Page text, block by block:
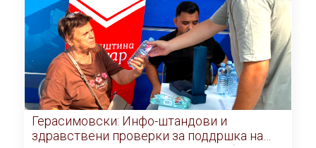
Герасимовски: Инфо-штандови и
здравствени проверки за поддршка на